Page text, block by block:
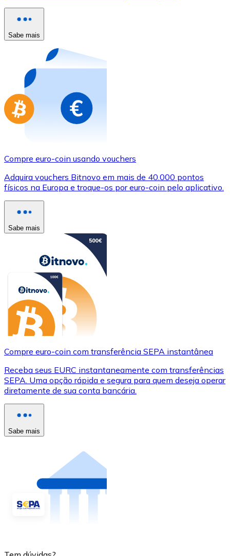
Comprar com cartão
Compre cartões-presente das suas marcas favoritas
Ir para a loja de cartões-presente
Sabe mais
Compre euro-coin usando vouchers
Adquira vouchers Bitnovo em mais de 40.000 pontos
físicos na Europa e troque-os por euro-coin pelo aplicativo.
Sabe mais
Compre euro-coin com transferência SEPA instantânea
Receba seus EURC instantaneamente com transferências
SEPA. Uma opção rápida e segura para quem deseja operar
diretamente de sua conta bancária.
Sabe mais